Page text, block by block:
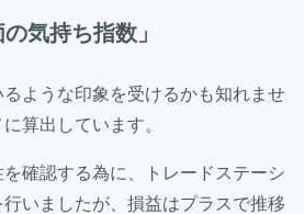
気持ち指数」
ような印象を受けるかも知れませ
算出しています。
確認する為に、トレードステーシ
いましたが、損益はプラスで推移